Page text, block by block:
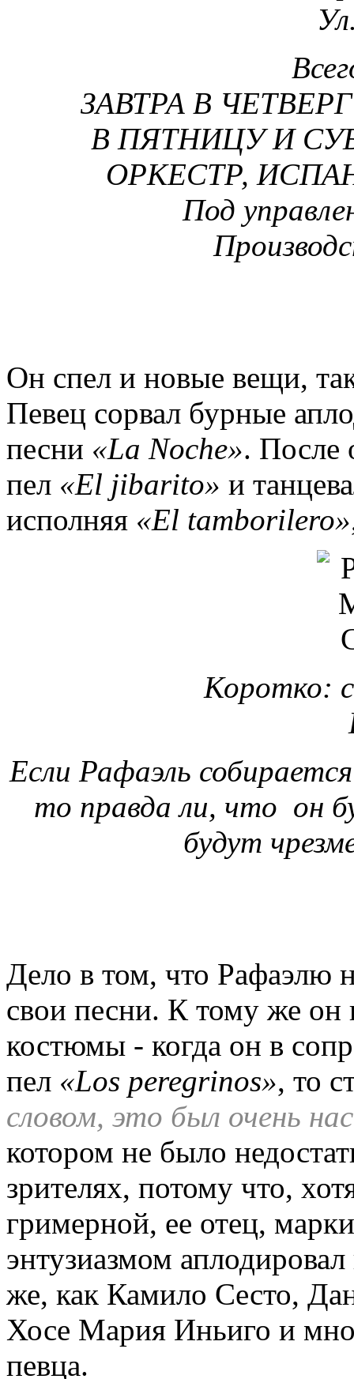
ЗАВТРА В ЧЕТВЕРГ
В ПЯТНИЦУ И
ОРКЕСТР,
Под
Он спел и новые вещи,
Певец сорвал бурные
песни «La Noche». После
пел «El jibarito» и
исполняя «El tamborilero»
Коротко: с
Если Рафаэль
то правда ли, что он
будут
Дело в том, что Рафаэлю
свои песни. К тому же он
костюмы - когда он в
пел «Los peregrinos», то
словом, это был очень
котором не было
зрителях, потому что,
гримерной, ее отец,
энтузиазмом
же, как Камило Сесто,
Хосе Мария Иньиго и
певца.